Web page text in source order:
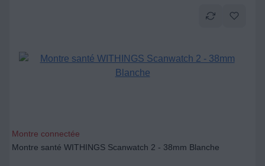
Montre connectée
Montre santé WITHINGS Scanwatch 2 - 38mm Blanche